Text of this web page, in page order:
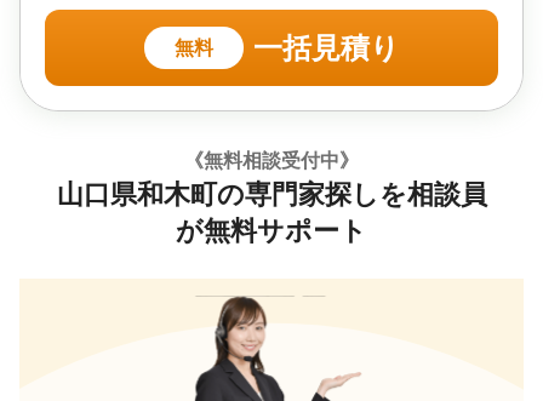
無料 一括見積り
《無料相談受付中》
山口県和木町の専門家探しを相談員
が無料サポート